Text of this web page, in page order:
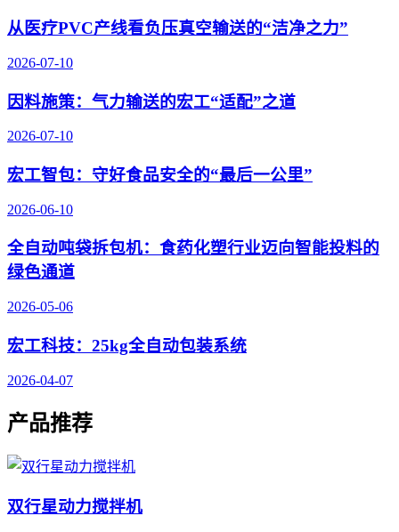
从医疗PVC产线看负压真空输送的“洁净之力”
2026-07-10
因料施策：气力输送的宏工“适配”之道
2026-07-10
宏工智包：守好食品安全的“最后一公里”
2026-06-10
全自动吨袋拆包机：食药化塑行业迈向智能投料的
绿色通道
2026-05-06
宏工科技：25kg全自动包装系统
2026-04-07
产品推荐
双行星动力搅拌机